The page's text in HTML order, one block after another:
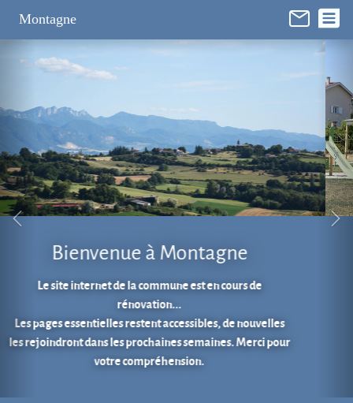
Montagne
Aire de jeux au cœur du village.
En 1 clic...